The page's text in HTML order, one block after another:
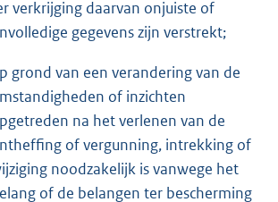
verkrijging daarvan onjuiste of
gegevens zijn verstrekt;
grond van een verandering van de
of inzichten
na het verlenen van de
of vergunning, intrekking of
noodzakelijk is vanwege het
of de belangen ter bescherming